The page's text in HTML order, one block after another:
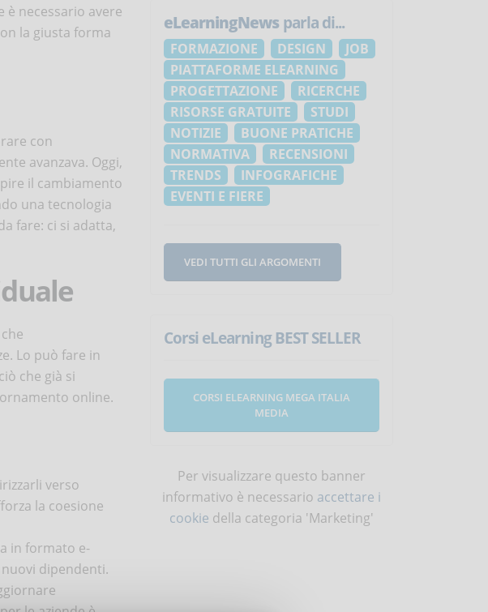
necessario avere
la giusta forma
con
avanzava. Oggi,
il cambiamento
una tecnologia
fare: ci si adatta,
Lo può fare in
che già si
online.
verso
la coesione
in formato e-
dipendenti.
eLearningNews parla di...
FORMAZIONE DESIGN
JOB
PIATTAFORME ELEARNING
PROGETTAZIONE
RICERCHE
RISORSE GRATUITE
STUDI
NOTIZIE
BUONE PRATICHE
NORMATIVA
RECENSIONI
TRENDS
INFOGRAFICHE
EVENTI E FIERE
VEDI TUTTI GLI ARGOMENTI
Corsi eLearning BEST SELLER
CORSI ELEARNING MEGA ITALIA
MEDIA
Per visualizzare questo banner
informativo è necessario accettare i
cookie della categoria 'Marketing'